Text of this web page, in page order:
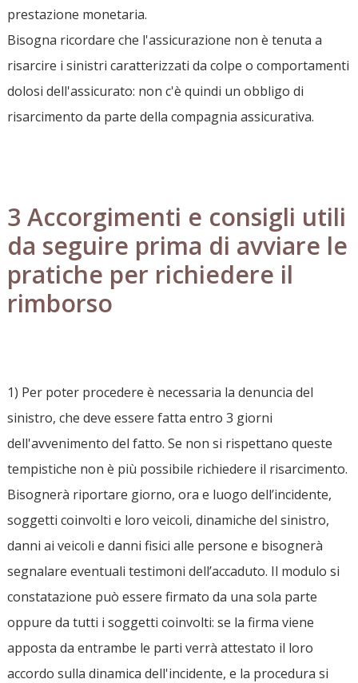
prestazione monetaria.
Bisogna ricordare che l'assicurazione non è tenuta a
risarcire i sinistri caratterizzati da colpe o comportamenti
dolosi dell'assicurato: non c'è quindi un obbligo di
risarcimento da parte della compagnia assicurativa.
3 Accorgimenti e consigli utili
da seguire prima di avviare le
pratiche per richiedere il
rimborso
1) Per poter procedere è necessaria la denuncia del
sinistro, che deve essere fatta entro 3 giorni
dell'avvenimento del fatto. Se non si rispettano queste
tempistiche non è più possibile richiedere il risarcimento.
Bisognerà riportare giorno, ora e luogo dell’incidente,
soggetti coinvolti e loro veicoli, dinamiche del sinistro,
danni ai veicoli e danni fisici alle persone e bisognerà
segnalare eventuali testimoni dell’accaduto. Il modulo si
constatazione può essere firmato da una sola parte
oppure da tutti i soggetti coinvolti: se la firma viene
apposta da entrambe le parti verrà attestato il loro
accordo sulla dinamica dell'incidente, e la procedura si